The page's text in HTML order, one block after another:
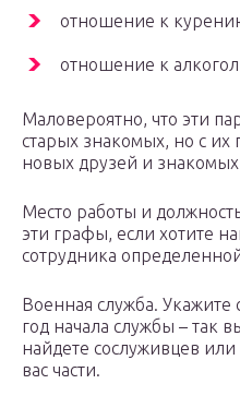
отношение к
отношение к
Маловероятно, что эти
старых знакомых, но с
новых друзей и
Место работы и
эти графы, если хотите
сотрудника
Военная служба. Укажите
год начала службы – так
найдете сослуживцев
вас части.